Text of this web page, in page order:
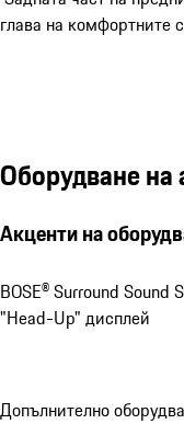
глава на комфортните
Оборудване
Акценти на
BOSE® Surround Sound
"Head-Up" дисплей
Допълнително